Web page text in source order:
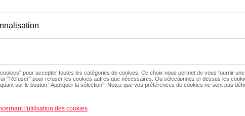
Taille
Vérifiez la